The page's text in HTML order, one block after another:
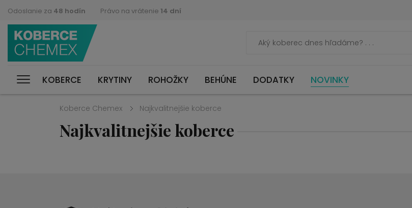
Odoslanie za 48 hodín Právo na vrátenie 14 dní
KOBERCE KRYTINY ROHOŽKY BEHÚNE DODATKY NOVINKY
Koberce Chemex Najkvalitnejšie koberce
Najkvalitnejšie koberce